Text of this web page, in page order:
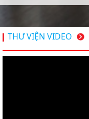
THƯ VIỆN VIDEO